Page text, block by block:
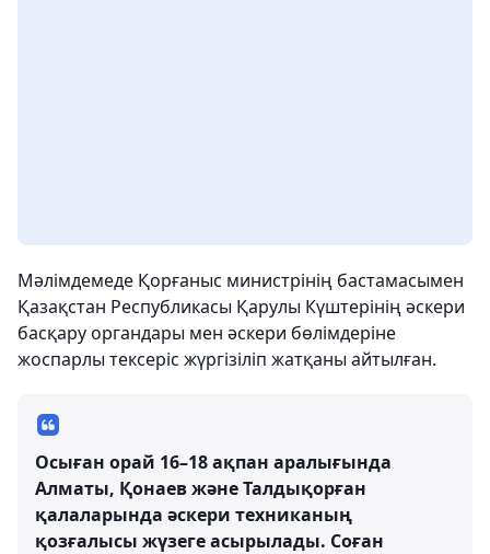
Мәлімдемеде Қорғаныс министрінің бастамасымен
Қазақстан Республикасы Қарулы Күштерінің әскери
басқару органдары мен әскери бөлімдеріне
жоспарлы тексеріс жүргізіліп жатқаны айтылған.
Осыған орай 16–18 ақпан аралығында
Алматы, Қонаев және Талдықорған
қалаларында әскери техниканың
қозғалысы жүзеге асырылады. Соған